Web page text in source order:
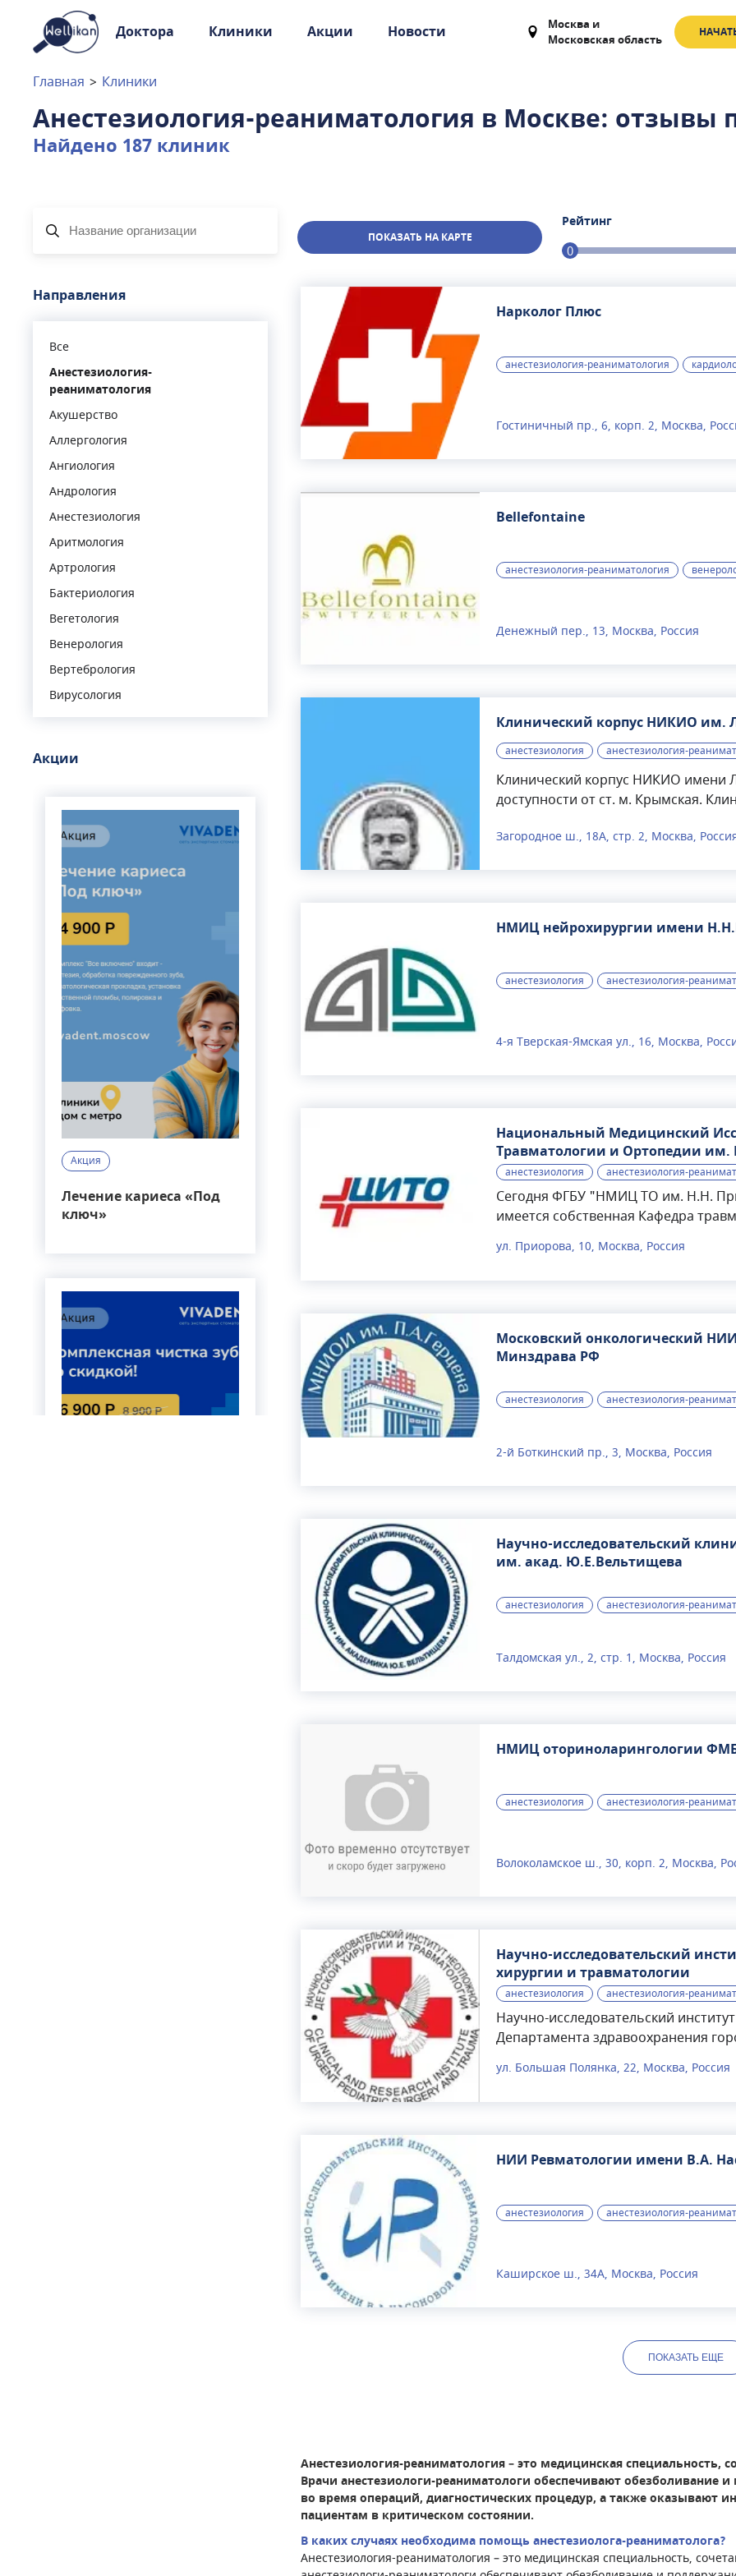
Доктора Клиники Акции Новости Москва и
Московская область
Доктора
Клиники
Акции
Новости
Связаться с нами
Главная > Клиники
Анестезиология-реаниматология в Москве: отзывы
Найдено 187 клиник
ПОКАЗАТЬ НА КАРТЕ
Рейтинг
0
Направления
Все
Анестезиология-
реаниматология
Акушерство
Аллергология
Ангиология
Андрология
Анестезиология
Аритмология
Артрология
Бактериология
Вегетология
Венерология
Вертебрология
Вирусология
Акции
Акция
Лечение кариеса «Под
ключ»
Нарколог Плюс
анестезиология-реаниматология
Гостиничный пр., 6, корп. 2, Москва,
Bellefontaine
анестезиология-реаниматология
Денежный пер., 13, Москва, Россия
Клинический корпус НИКИО им.
анестезиология анестезиология-
Клинический корпус НИКИО имени
доступности от ст. м. Крымская.
ЛОР-заболеваниями
операционный блок,
палатами постнаркозного
реконструктивные
аттикоантротомия,
операции на гортани и лечение
Загородное ш., 18А, стр. 2, Москва,
НМИЦ нейрохирургии имени
анестезиология анестезиология-
4-я Тверская-Ямская ул., 16, Москва,
Национальный Медицинский
Травматологии и Ортопедии
России, Федеральное
анестезиология анестезиология-
Сегодня ФГБУ "НМИЦ ТО им. Н.Н.
имеется собственная Кафедра
Методический аккредитационно-
клинической базой
крупнейшее учреждение науки и
травматологии и ортопедии.Центр
доктора медицинских наук.
сотрудника ФГБУ «НМИЦ ТО им. Н.Н.
профессиональных сообществ и
многопрофильное научно-
ведущие специалисты в области
ул. Приорова, 10, Москва, Россия
Московский онкологический
Минздрава РФ
анестезиология анестезиология-
2-й Боткинский пр., 3, Москва, Россия
Научно-исследовательский
им. акад. Ю.Е.Вельтищева
анестезиология анестезиология-
Талдомская ул., 2, стр. 1, Москва, Россия
НМИЦ оториноларингологии
анестезиология анестезиология-
Волоколамское ш., 30, корп. 2, Москва,
Научно-исследовательский
хирургии и травматологии
анестезиология анестезиология-
Научно-исследовательский
Департамента здравоохранения
Правительства Москвы в 2003
Тимирязева, имеющей вековую
подход к каждому пациенту.
консультативно-
института: КТ, МРТ,
лабораторная диагностика и др.
лечебной помощи детям с тяжелой
переломами костей различной
современное медицинское
больных детей и их родителей. На
ул. Большая Полянка, 22, Москва, Россия
НИИ Ревматологии имени В.А.
анестезиология анестезиология-
Каширское ш., 34А, Москва, Россия
ПОКАЗАТЬ ЕЩЕ
Анестезиология-реаниматология – это медицинская специальность,
Врачи анестезиологи-реаниматологи обеспечивают
во время операций, диагностических процедур, а также
пациентам в критическом состоянии.
В каких случаях необходима помощь анестезиолога-реаниматолога?
Анестезиология-реаниматология – это медицинская специальность,